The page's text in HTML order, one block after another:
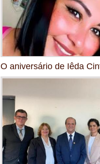
O aniversário de Iêda